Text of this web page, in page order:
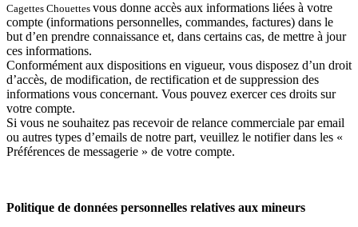
Cagettes Chouettes vous donne accès aux informations liées à votre
compte (informations personnelles, commandes, factures) dans le
but d’en prendre connaissance et, dans certains cas, de mettre à jour
ces informations.
Conformément aux dispositions en vigueur, vous disposez d’un droit
d’accès, de modification, de rectification et de suppression des
informations vous concernant. Vous pouvez exercer ces droits sur
votre compte.
Si vous ne souhaitez pas recevoir de relance commerciale par email
ou autres types d’emails de notre part, veuillez le notifier dans les «
Préférences de messagerie » de votre compte.
Politique de données personnelles relatives aux mineurs